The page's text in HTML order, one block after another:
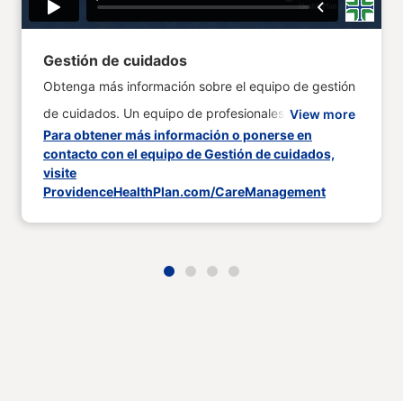
Gestión de cuidados
Para obtener más información o ponerse en
contacto con el equipo de Gestión de cuidados,
visite
ProvidenceHealthPlan.com/CareManagement
Obtenga más información sobre el equipo de gestión
de cuidados. Un equipo de profesionales que pueden
ser su defensor y ayudarle a guiarle a través del
sistema sanitario y mucho más.
View more